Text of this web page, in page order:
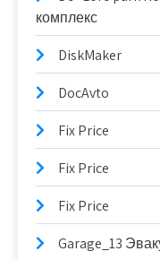
комплекс
DiskMaker
DocAvto
Fix Price
Fix Price
Fix Price
Garage_13